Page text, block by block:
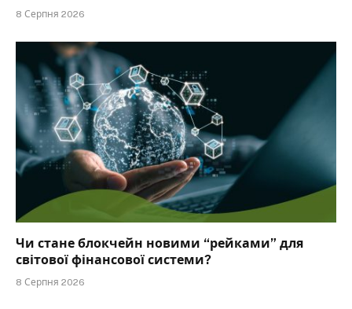
8 Серпня 2026
Чи стане блокчейн новими “рейками” для
світової фінансової системи?
8 Серпня 2026